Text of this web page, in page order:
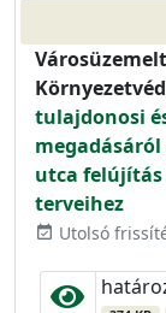
tulajdonosi
utca felújítás
terveihez
event_available Utolsó